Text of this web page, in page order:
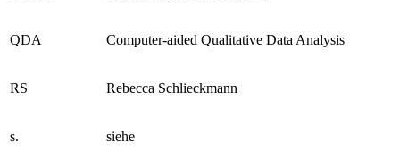
QDA Computer-aided Qualitative Data Analysis
RS Rebecca Schlieckmann
s. siehe